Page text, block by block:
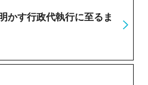
かす行政代執行に至るま